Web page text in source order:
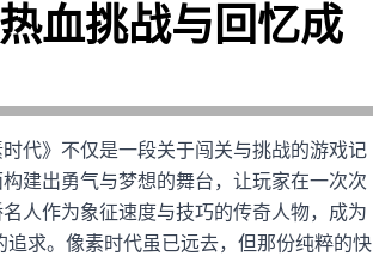
血挑战与回忆成
代》不仅是一段关于闯关与挑战的游戏记
建出勇气与梦想的舞台，让玩家在一次次
人作为象征速度与技巧的传奇人物，成为
求。像素时代虽已远去，但那份纯粹的快